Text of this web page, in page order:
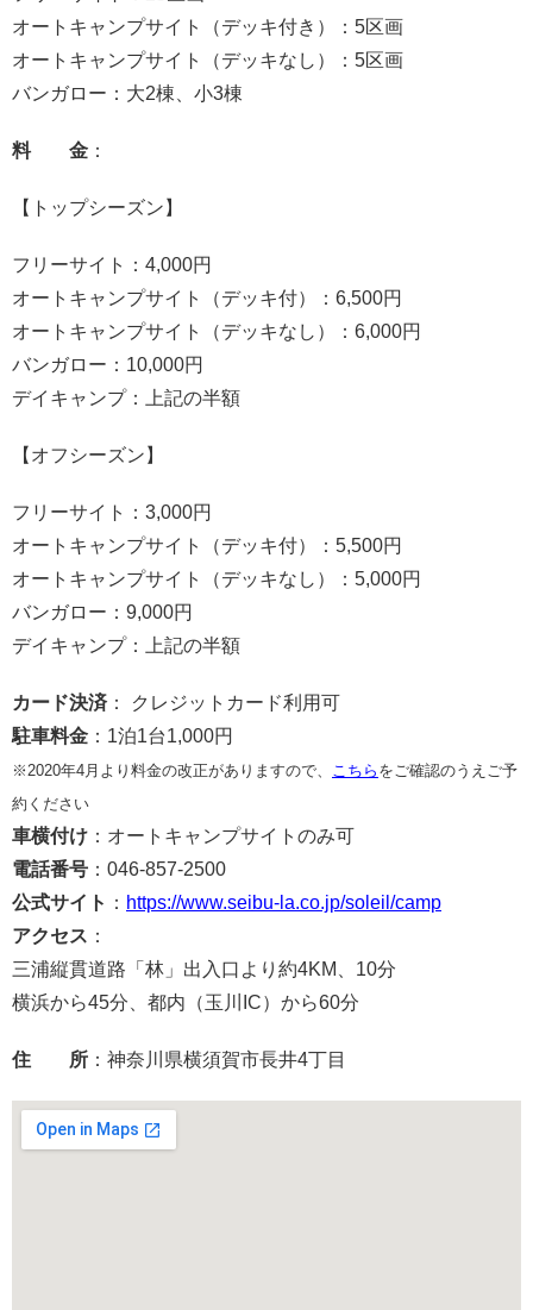
オートキャンプサイト（デッキ付き）：5区画
オートキャンプサイト（デッキなし）：5区画
バンガロー：大2棟、小3棟
料 金 ：
【トップシーズン】
フリーサイト：4,000円
オートキャンプサイト（デッキ付）：6,500円
オートキャンプサイト（デッキなし）：6,000円
バンガロー：10,000円
デイキャンプ：上記の半額
【オフシーズン】
フリーサイト：3,000円
オートキャンプサイト（デッキ付）：5,500円
オートキャンプサイト（デッキなし）：5,000円
バンガロー：9,000円
デイキャンプ：上記の半額
カード決済 ： クレジットカード利用可
駐車料金 ：1泊1台1,000円
※2020年4月より料金の改正がありますので、 こちら をご確認のうえご予
約ください
車横付け ：オートキャンプサイトのみ可
電話番号 ：046-857-2500
公式サイト ： https://www.seibu-la.co.jp/soleil/camp
アクセス ：
三浦縦貫道路「林」出入口より約4KM、10分
横浜から45分、都内（玉川IC）から60分
住 所 ：神奈川県横須賀市長井4丁目